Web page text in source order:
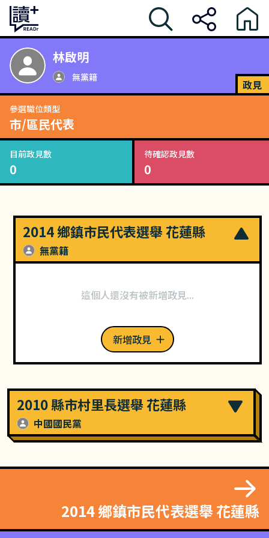
林啟明
無黨籍
政見
參選職位類型
市/區民代表
目前政見數
0
待確認政見數
0
2014 鄉鎮市民代表選舉 花蓮縣
無黨籍
這個人還沒有被新增政見...
新增政見
2010 縣市村里長選舉 花蓮縣
中國國民黨
2014 鄉鎮市民代表選舉 花蓮縣